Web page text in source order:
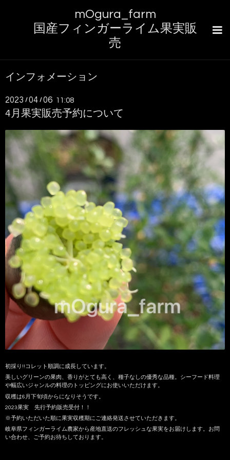
mOgura_farm
国産フィンガーライム果実販
売
インフォメーション
2023 /04 /06 11:08
4月果実販売予約について
初採り!!コレット順調に成長しています。
美しいグリーンの果肉、香りがとても高く、種子なしの優秀な品種。シーフード料理
や幅広いジャンルの料理のトッピングにお使いいただけます。
収穫は6月下旬頃からになりそうです。
2023果実 先行予約販売受付！！
※予約いただいた順に果実収穫期にご連絡発送させていただきます。
岐阜県フィンガーライム農家から産地直送のフレッシュな果実をお届けします。お問
い合わせ、ご予約お待ちしております。